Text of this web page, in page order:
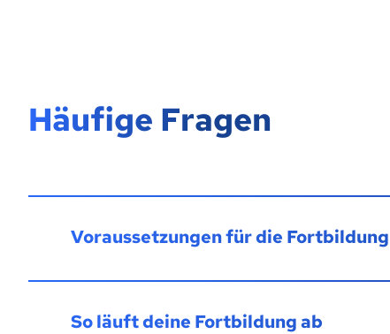
Häufige Fragen
Voraussetzungen für die Fortbildung
So läuft deine Fortbildung ab